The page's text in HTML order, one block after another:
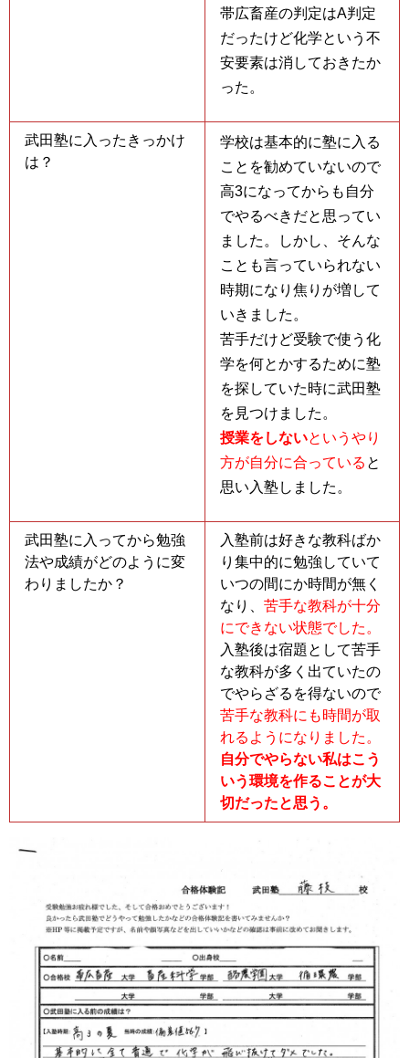
帯広畜産の判定はA判定
だったけど化学という不
安要素は消しておきたか
った。
武田塾に入ったきっかけ
は？
学校は基本的に塾に入る
ことを勧めていないので
高3になってからも自分
でやるべきだと思ってい
ました。しかし、そんな
ことも言っていられない
時期になり焦りが増して
いきました。
苦手だけど受験で使う化
学を何とかするために塾
を探していた時に武田塾
を見つけました。
授業をしないというやり
方が自分に合っている と
思い入塾しました。
武田塾に入ってから勉強
法や成績がどのように変
わりましたか？
入塾前は好きな教科ばか
り集中的に勉強していて
いつの間にか時間が無く
なり、 苦手な教科が十分
にできない状態でした。
入塾後は宿題として苦手
な教科が多く出ていたの
でやらざるを得ないので
苦手な教科にも時間が取
れるようになりました。
自分でやらない私はこう
いう環境を作ることが大
切だったと思う。